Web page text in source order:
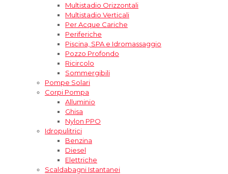
Multistadio Orizzontali
Multistadio Verticali
Per Acque Cariche
Periferiche
Piscina, SPA e Idromassaggio
Pozzo Profondo
Ricircolo
Sommergibili
Pompe Solari
Corpi Pompa
Alluminio
Ghisa
Nylon PPO
Idropulitrici
Benzina
Diesel
Elettriche
Scaldabagni Istantanei